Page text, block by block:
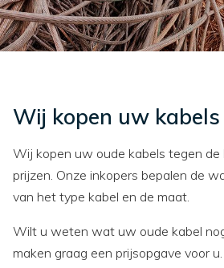
Wij kopen uw kabels
Wij kopen uw oude kabels tegen de
prijzen. Onze inkopers bepalen de
van het type kabel en de maat.
Wilt u weten wat uw oude kabel
maken graag een prijsopgave voor u.